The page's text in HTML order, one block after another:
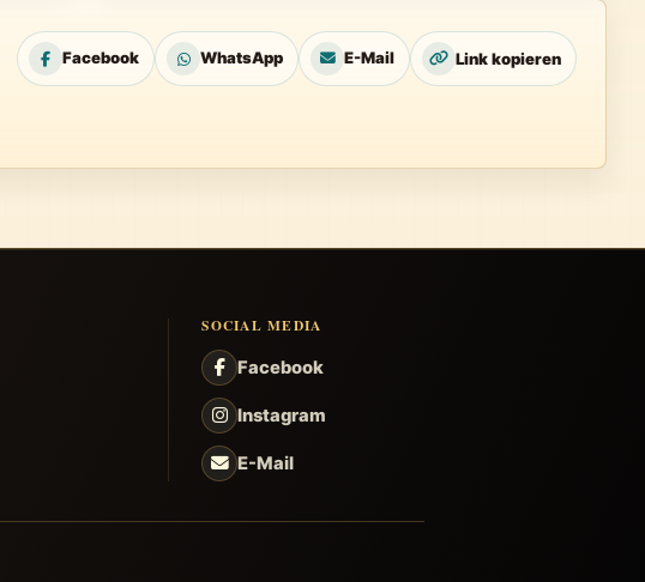
Facebook WhatsApp E-Mail Link kopieren
SOCIAL MEDIA
Facebook
Instagram
E-Mail